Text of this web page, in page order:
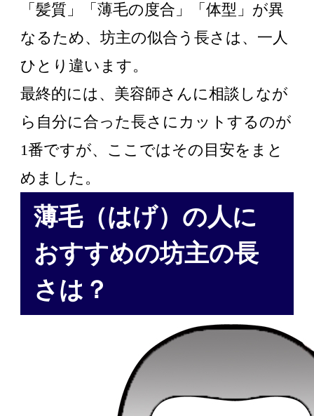
「髪質」「薄毛の度合」「体型」が異
なるため、坊主の似合う長さは、一人
ひとり違います。
最終的には、美容師さんに相談しなが
ら自分に合った長さにカットするのが
1番ですが、ここではその目安をまと
めました。
薄毛（はげ）の人に
おすすめの坊主の長
さは？